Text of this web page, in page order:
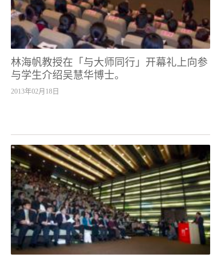
林海帆教授在「与大师同行」开幕礼上向参
与学生介绍吴慧华博士。
2013年02月18日